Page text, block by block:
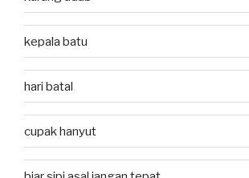
kepala batu
hari batal
cupak hanyut